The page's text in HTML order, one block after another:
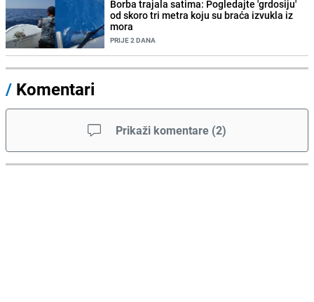
Borba trajala satima: Pogledajte 'grdosiju'
od skoro tri metra koju su braća izvukla iz
mora
PRIJE 2 DANA
/ Komentari
Prikaži komentare (2)